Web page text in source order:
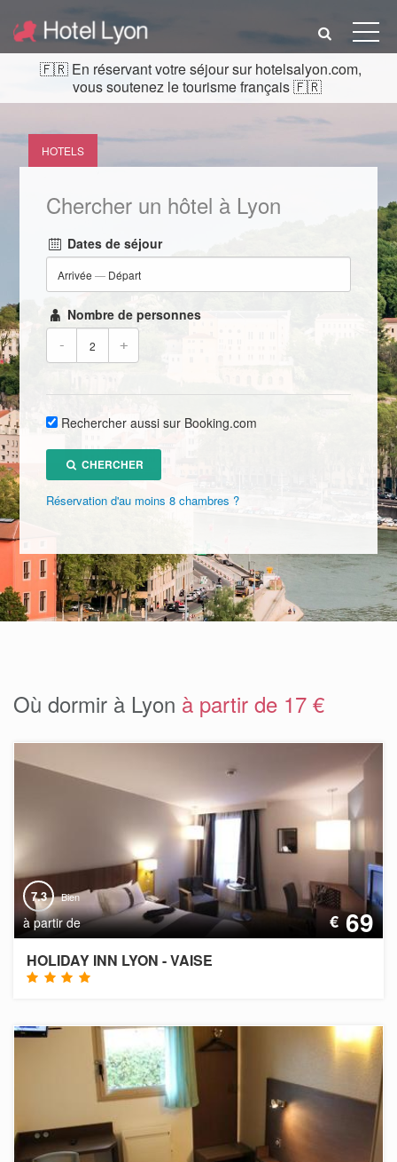
En réservant votre séjour sur hotelsalyon.com,
vous soutenez le tourisme français
HOTELS
Chercher un hôtel à Lyon
Dates de séjour
Arrivée— Départ
Nombre de personnes
- +
Rechercher aussi sur Booking.com
CHERCHER
Réservation d'au moins 8 chambres ?
Où dormir à Lyon à partir de 17 €
7.3 Bien
à partir de €69
HOLIDAY INN LYON - VAISE